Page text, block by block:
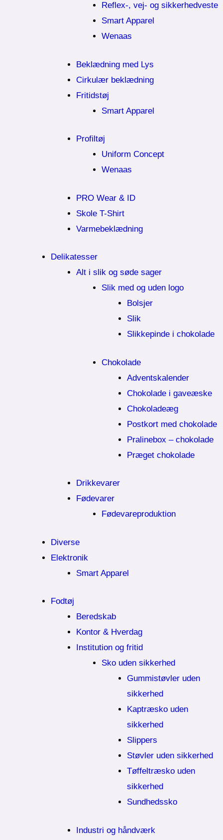
Reflex-, vej- og sikkerhedveste
Smart Apparel
Wenaas
Beklædning med Lys
Cirkulær beklædning
Fritidstøj
Smart Apparel
Profiltøj
Uniform Concept
Wenaas
PRO Wear & ID
Skole T-Shirt
Varmebeklædning
Delikatesser
Alt i slik og søde sager
Slik med og uden logo
Bolsjer
Slik
Slikkepinde i chokolade
Chokolade
Adventskalender
Chokolade i gaveæske
Chokoladeæg
Postkort med chokolade
Pralinebox – chokolade
Præget chokolade
Drikkevarer
Fødevarer
Fødevareproduktion
Diverse
Elektronik
Smart Apparel
Fodtøj
Beredskab
Kontor & Hverdag
Institution og fritid
Sko uden sikkerhed
Gummistøvler uden
sikkerhed
Kaptræsko uden
sikkerhed
Slippers
Støvler uden sikkerhed
Tøffeltræsko uden
sikkerhed
Sundhedssko
Industri og håndværk